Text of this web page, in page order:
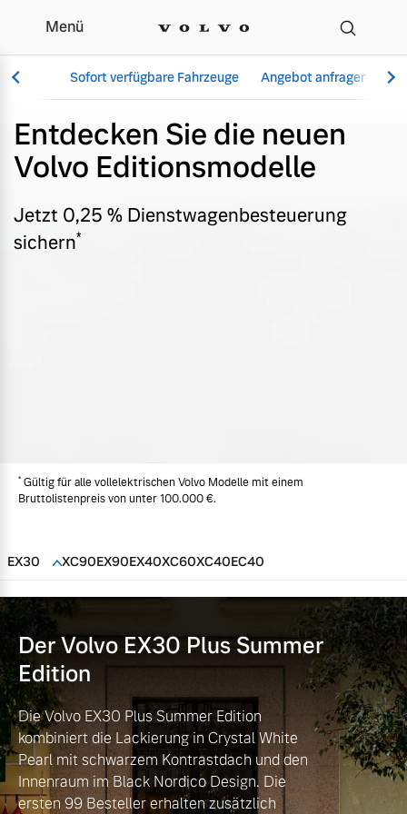
Editionsmodelle -
Menü
Sofort verfügbare Fahrzeuge Angebot anfragen
6 Modelle
4 Modelle
Geschäftskunden
Editionsmodelle
Konnektivität
Angebot anfragen
Gebrauchtwagen
Aktuelle Zubehörangebote
Zubehörkatalog
Aktuelle Serviceangebote
Service by Volvo
Unsere News & Events
Entdecken Sie die neuen
Volvo Editionsmodelle
Jetzt 0,25 % Dienstwagenbesteuerung
sichern*
* Gültig für alle vollelektrischen Volvo Modelle mit einem
Bruttolistenpreis von unter 100.000 €.
EX30 XC90EX90EX40XC60XC40EC40
Der Volvo EX30Plus Summer
Edition
Die Volvo EX30 Plus Summer Edition
kombiniert die Lackierung in Crystal White
Pearl mit schwarzem Kontrastdach und den
Innenraum im Black Nordico Design. Die
ersten 99 Besteller erhalten zusätzlich